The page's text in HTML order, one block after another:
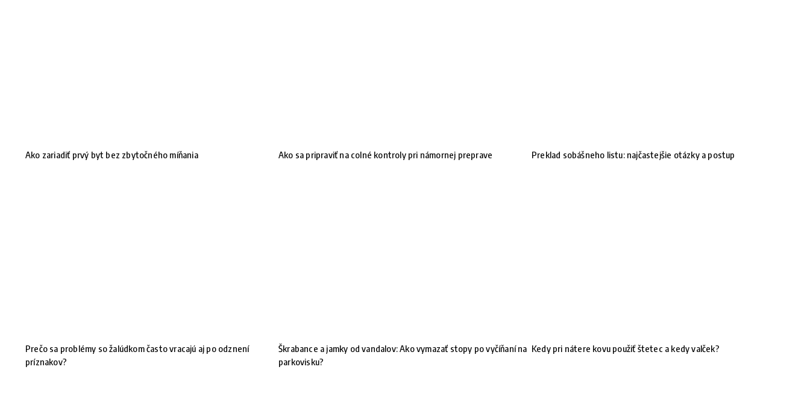
Ako zariadiť prvý byt bez zbytočného míňania Ako sa pripraviť na colné kontroly pri námornej preprave Preklad sobášneho listu: najčastejšie otázky a postup
Prečo sa problémy so žalúdkom často vracajú aj po odznení
príznakov?
Škrabance a jamky od vandalov: Ako vymazať stopy po vyčíňaní na
parkovisku?
Kedy pri nátere kovu použiť štetec a kedy valček?